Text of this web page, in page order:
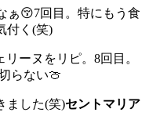
ぁ😚7回目。特にもう食
付く(笑)
ーヌをリピ。 8回目。
らない🍈
ました(笑)セントマリア